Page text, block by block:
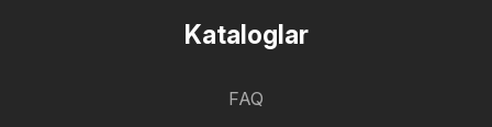
Kataloglar
FAQ